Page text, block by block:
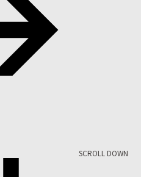
SCROLL DOWN